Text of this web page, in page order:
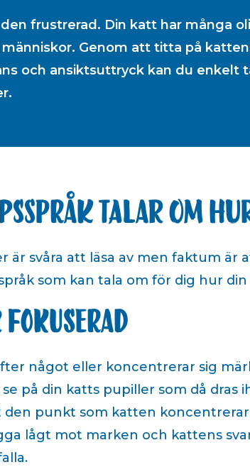
frustrerad. Din katt har många
Genom att titta på
och ansiktsuttryck kan du enkelt
talar om
är svåra att läsa av men faktum är
som kan tala om för dig hur din
något eller koncentrerar sig
på din katts pupiller som då dras
punkt som katten
lågt mot marken och kattens